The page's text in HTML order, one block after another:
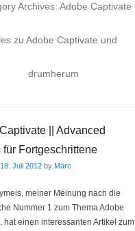
Archives: Adobe Captivate
zu Adobe Captivate und
drumherum
|| Advanced
für Fortgeschrittene
18. Juli 2012 by Marc
meiner Meinung nach die
Nummer 1 zum Thema Adobe
hat einen interessanten Artikel zum